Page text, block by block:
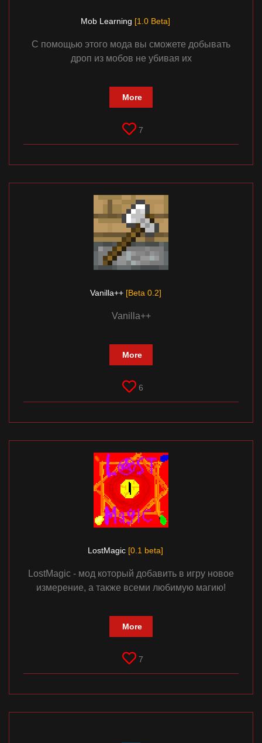
Mob Learning [1.0 Beta]
С помощью этого мода вы сможете добывать
дроп из мобов не убивая их
More
7
Vanilla++ [Beta 0.2]
Vanilla++
More
6
LostMagic [0.1 beta]
LostMagic - мод который добавить в игру новое
измерение, а также всеми любимую магию!
More
7